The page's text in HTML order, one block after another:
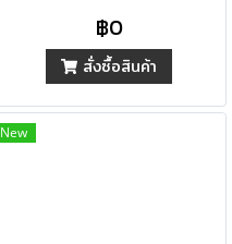
฿0
สั่งซื้อสินค้า
New